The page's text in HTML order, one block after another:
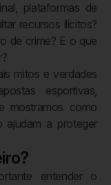
plataformas de
recursos ilícitos?
de crime? E o que
mitos e verdades
esportivas,
mostramos como
ajudam a proteger
entender o